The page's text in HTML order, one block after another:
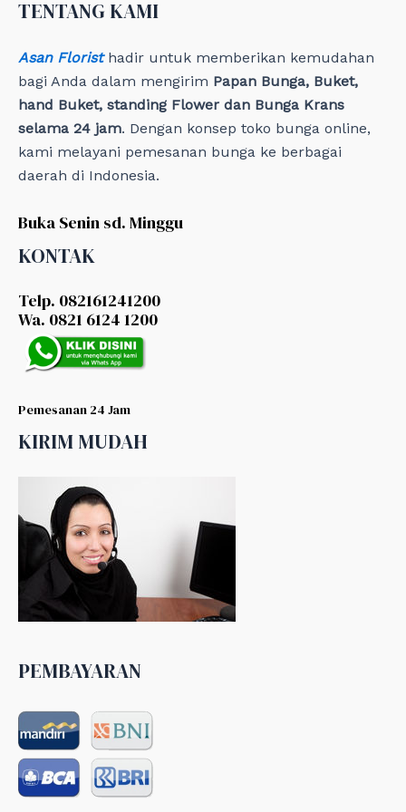
s
TENTANG KAMI
Asan Floristhadir untuk memberikan kemudahan
bagi Anda dalam mengirim Papan Bunga, Buket,
hand Buket, standing Flower dan Bunga Krans
selama 24 jam. Dengan konsep toko bunga online,
kami melayani pemesanan bunga ke berbagai
daerah di Indonesia.
Buka Senin sd. Minggu
KONTAK
Telp. 082161241200
Wa. 0821 6124 1200
Pemesanan 24 Jam
KIRIM MUDAH
PEMBAYARAN